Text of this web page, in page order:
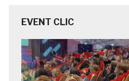
EVENT CLIC